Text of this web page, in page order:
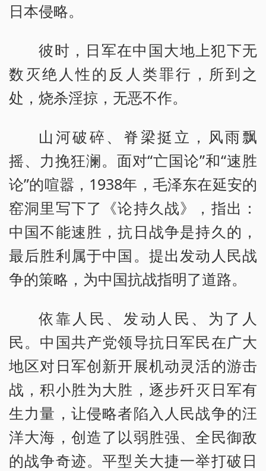
日本侵略。
彼时，日军在中国大地上犯下无
数灭绝人性的反人类罪行，所到之
处，烧杀淫掠，无恶不作。
山河破碎、脊梁挺立，风雨飘
摇、力挽狂澜。面对“亡国论”和“速胜
论”的喧嚣，1938年，毛泽东在延安的
窑洞里写下了《论持久战》，指出：
中国不能速胜，抗日战争是持久的，
最后胜利属于中国。提出发动人民战
争的策略，为中国抗战指明了道路。
依靠人民、发动人民、为了人
民。中国共产党领导抗日军民在广大
地区对日军创新开展机动灵活的游击
战，积小胜为大胜，逐步歼灭日军有
生力量，让侵略者陷入人民战争的汪
洋大海，创造了以弱胜强、全民御敌
的战争奇迹。平型关大捷一举打破日